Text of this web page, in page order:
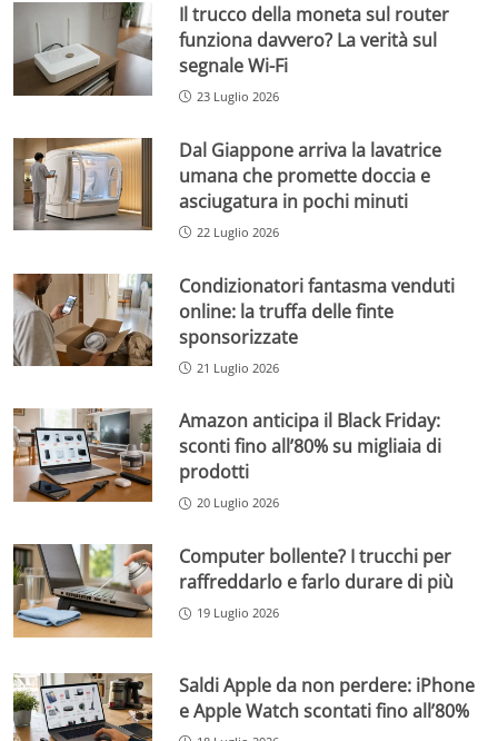
Il trucco della moneta sul router
funziona davvero? La verità sul
segnale Wi-Fi
23 Luglio 2026
Dal Giappone arriva la lavatrice
umana che promette doccia e
asciugatura in pochi minuti
22 Luglio 2026
Condizionatori fantasma venduti
online: la truffa delle finte
sponsorizzate
21 Luglio 2026
Amazon anticipa il Black Friday:
sconti fino all’80% su migliaia di
prodotti
20 Luglio 2026
Computer bollente? I trucchi per
raffreddarlo e farlo durare di più
19 Luglio 2026
Saldi Apple da non perdere: iPhone
e Apple Watch scontati fino all’80%